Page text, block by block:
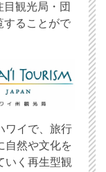
観光局・団
することがで
ワイで、旅行
自然や文化を
いく再生型観